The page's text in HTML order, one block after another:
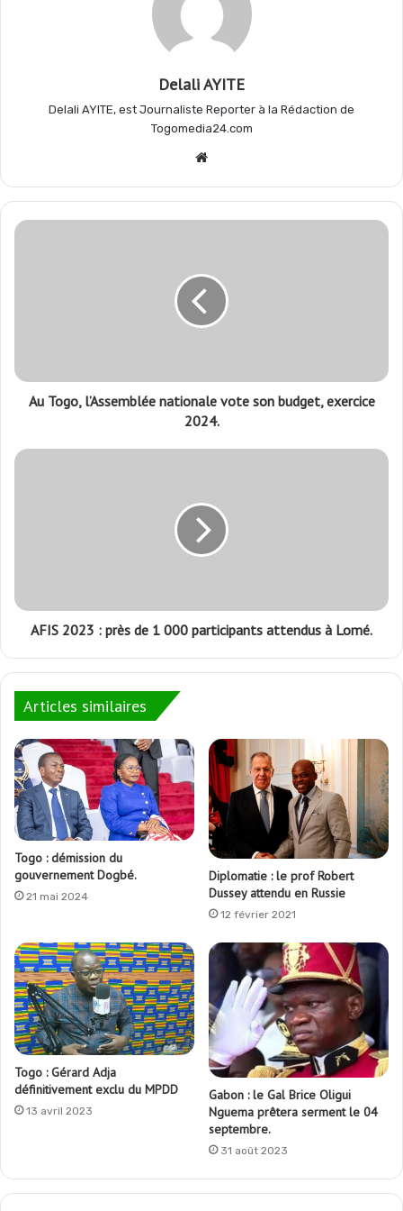
Delali AYITE
Delali AYITE, est Journaliste Reporter à la Rédaction de
Togomedia24.com
Website
Au Togo, l’Assemblée nationale vote son budget, exercice
2024.
AFIS 2023 : près de 1 000 participants attendus à Lomé.
Articles similaires
Togo : démission du
gouvernement Dogbé.
21 mai 2024
Diplomatie : le prof Robert
Dussey attendu en Russie
12 février 2021
Togo : Gérard Adja
définitivement exclu du MPDD
13 avril 2023
Gabon : le Gal Brice Oligui
Nguema prêtera serment le 04
septembre.
31 août 2023